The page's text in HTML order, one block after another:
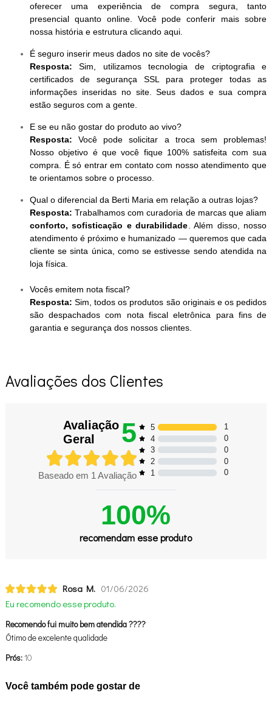
oferecer uma experiência de compra segura, tanto
presencial quanto online. Você pode conferir mais sobre
nossa história e estrutura clicando aqui.
É seguro inserir meus dados no site de vocês?
Resposta: Sim, utilizamos tecnologia de criptografia e
certificados de segurança SSL para proteger todas as
informações inseridas no site. Seus dados e sua compra
estão seguros com a gente.
E se eu não gostar do produto ao vivo?
Resposta: Você pode solicitar a troca sem problemas!
Nosso objetivo é que você fique 100% satisfeita com sua
compra. É só entrar em contato com nosso atendimento que
te orientamos sobre o processo.
Qual o diferencial da Berti Maria em relação a outras lojas?
Resposta: Trabalhamos com curadoria de marcas que aliam
conforto, sofisticação e durabilidade . Além disso, nosso
atendimento é próximo e humanizado — queremos que cada
cliente se sinta única, como se estivesse sendo atendida na
loja física.
Vocês emitem nota fiscal?
Resposta:Sim, todos os produtos são originais e os pedidos
são despachados com nota fiscal eletrônica para fins de
garantia e segurança dos nossos clientes.
Avaliações dos Clientes
Avaliação
Geral
5
Baseado em 1 Avaliação
5
1
4
0
3
0
2
0
1
0
100%
recomendam esse produto
Rosa M. 01/06/2026
Eu recomendo esse produto.
Recomendo fui muito bem atendida ????
Ótimo de excelente qualidade
Prós:10
Você também pode gostar de